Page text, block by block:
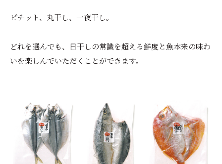
ピチット、丸干し、一夜干し。
どれを選んでも、日干しの常識を超える鮮度と魚本来の味わ
いを楽しんでいただくことができます。